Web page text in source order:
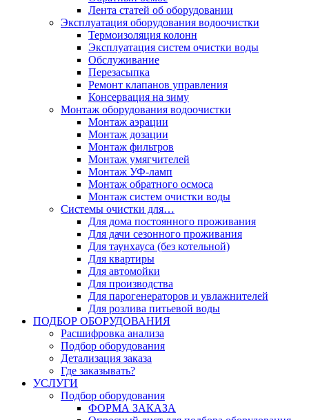
Лента статей об оборудовании
Эксплуатация оборудования водоочистки
Термоизоляция колонн
Эксплуатация систем очистки воды
Обслуживание
Перезасыпка
Ремонт клапанов управления
Консервация на зиму
Монтаж оборудования водоочистки
Монтаж аэрации
Монтаж дозации
Монтаж фильтров
Монтаж умягчителей
Монтаж УФ-ламп
Монтаж обратного осмоса
Монтаж систем очистки воды
Системы очистки для…
Для дома постоянного проживания
Для дачи сезонного проживания
Для таунхауса (без котельной)
Для квартиры
Для автомойки
Для производства
Для парогенераторов и увлажнителей
Для розлива питьевой воды
ПОДБОР ОБОРУДОВАНИЯ
Расшифровка анализа
Подбор оборудования
Детализация заказа
Где заказывать?
УСЛУГИ
Подбор оборудования
ФОРМА ЗАКАЗА